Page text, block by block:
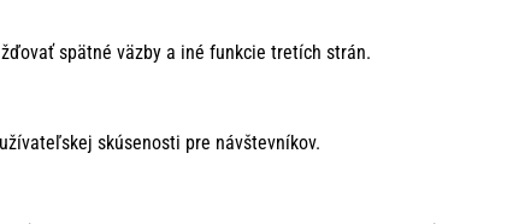
spätné väzby a iné funkcie tretích strán.
skúsenosti pre návštevníkov.